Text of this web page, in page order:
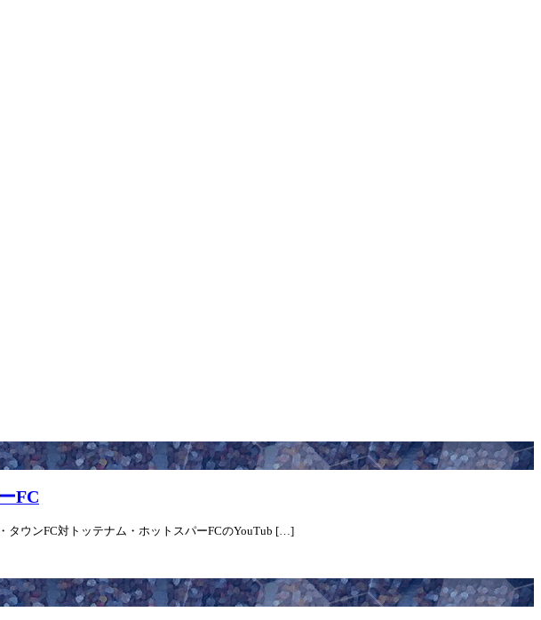
FC
タウンFC対トッテナム・ホットスパーFCのYouTub […]